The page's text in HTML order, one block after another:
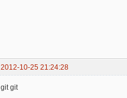
2012-10-25 21:24:28
git git